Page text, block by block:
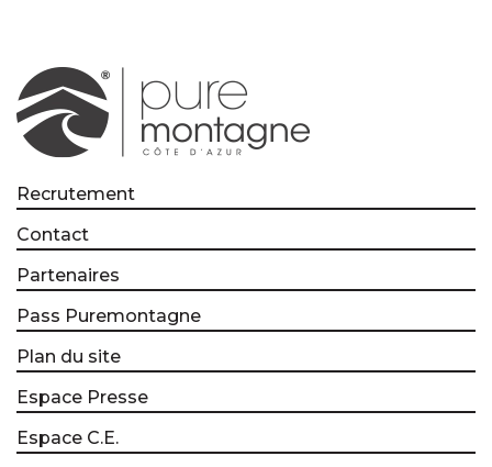
Recrutement
Contact
Partenaires
Pass Puremontagne
Plan du site
Espace Presse
Espace C.E.